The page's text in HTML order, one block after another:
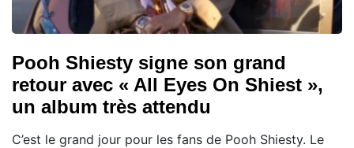
Pooh Shiesty signe son grand
retour avec « All Eyes On Shiest »,
un album très attendu
C’est le grand jour pour les fans de Pooh Shiesty. Le